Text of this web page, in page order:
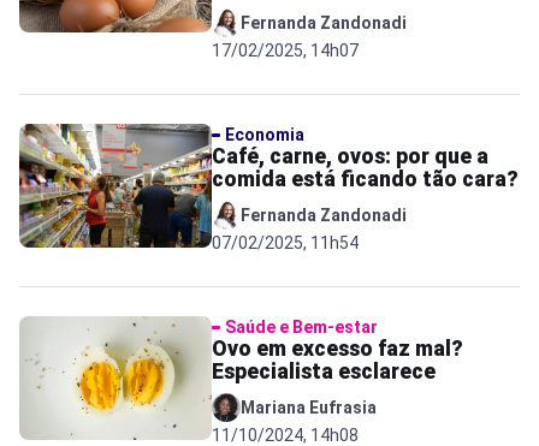
Fernanda Zandonadi
17/02/2025, 14h07
Economia
Café, carne, ovos: por que a
comida está ficando tão cara?
Fernanda Zandonadi
07/02/2025, 11h54
Saúde e Bem-estar
Ovo em excesso faz mal?
Especialista esclarece
Mariana Eufrasia
11/10/2024, 14h08